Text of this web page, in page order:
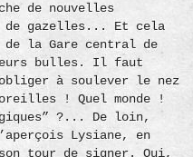
de nouvelles
de gazelles... Et cela
de la Gare central de
leurs bulles. Il faut
à soulever le nez
! Quel monde !
?... De loin,
Lysiane, en
tour de signer. Oui,